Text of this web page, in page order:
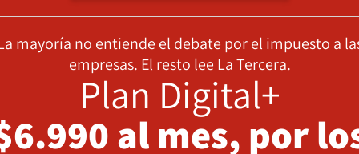
mayoría no entiende el debate por el impuesto a
empresas. El resto lee La Tercera.
Plan Digital+
al mes, por